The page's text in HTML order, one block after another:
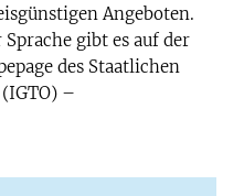
Angeboten.
gibt es auf der
des Staatlichen
–